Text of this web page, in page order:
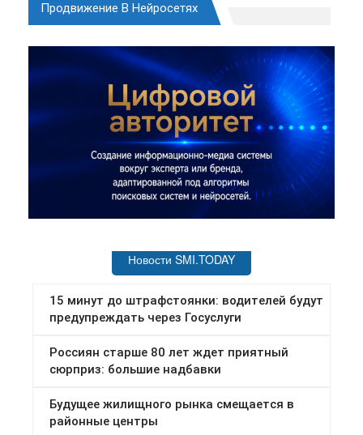
Продвижение В Нейросетях